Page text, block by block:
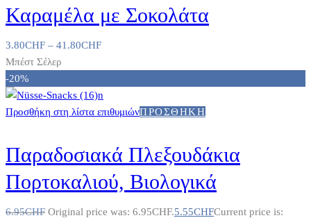
Καραμέλα με Σοκολάτα
3.80CHF – 41.80CHF
Μπέστ Σέλερ
-20%
Προσθήκη στη λίστα επιθυμιώνΠΡΟΣΘΉΚΗ
Παραδοσιακά Πλεξουδάκια
Πορτοκαλιού, Βιολογικά
6.95CHF Original price was: 6.95CHF.5.55CHFCurrent price is: